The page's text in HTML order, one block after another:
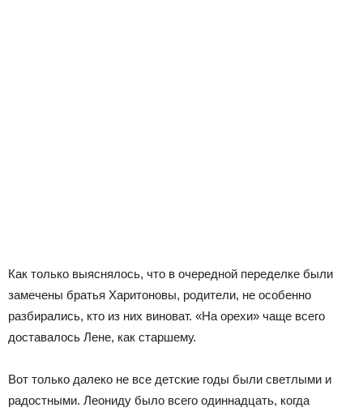
Как только выяснялось, что в очередной переделке были
замечены братья Харитоновы, родители, не особенно
разбирались, кто из них виноват. «На орехи» чаще всего
доставалось Лене, как старшему.
Вот только далеко не все детские годы были светлыми и
радостными. Леониду было всего одиннадцать, когда